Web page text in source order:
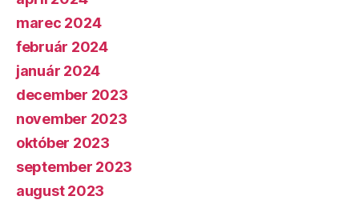
marec 2024
február 2024
január 2024
december 2023
november 2023
október 2023
september 2023
august 2023